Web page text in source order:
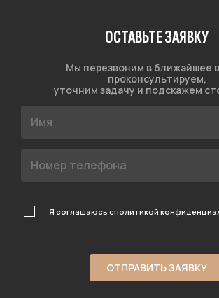
ОСТАВЬТЕ ЗАЯВКУ
Мы перезвоним в ближайшее
проконсультируем,
уточним задачу и подскажем
Я соглашаюсь сполитикой
ОТПРАВИТЬ ЗАЯВКУ